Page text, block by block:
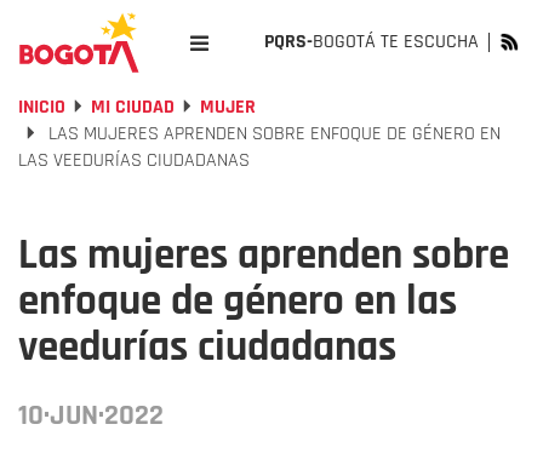
PQRS-BOGOTÁ TE ESCUCHA
INICIO MI CIUDAD
MUJER
LAS MUJERES APRENDEN SOBRE ENFOQUE DE GÉNERO EN
LAS VEEDURÍAS CIUDADANAS
Las mujeres aprenden sobre
enfoque de género en las
veedurías ciudadanas
10·JUN·2022